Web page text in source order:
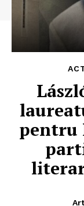
pentru